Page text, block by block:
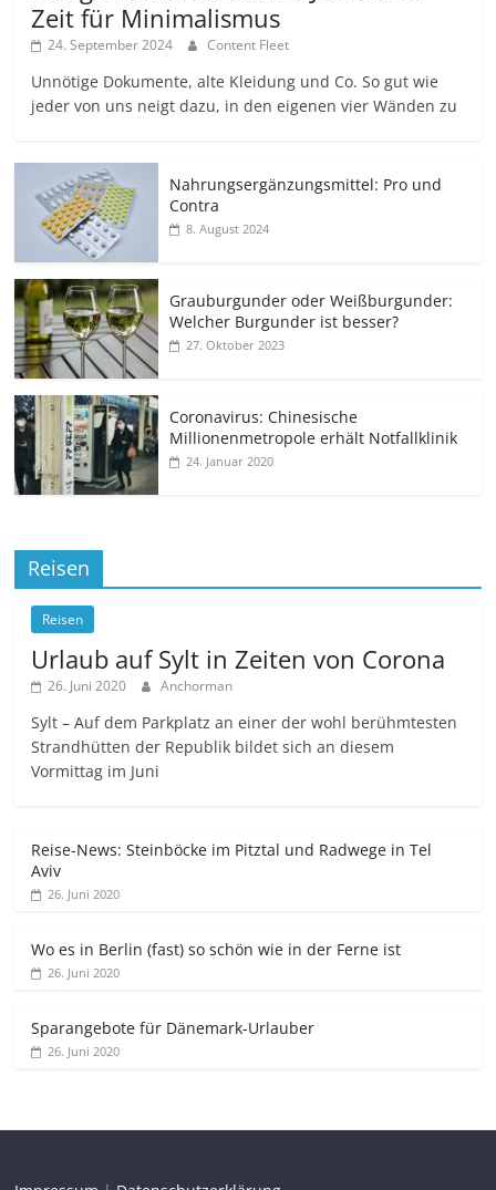
Zeit für Minimalismus
24. September 2024 Content Fleet
Unnötige Dokumente, alte Kleidung und Co. So gut wie
jeder von uns neigt dazu, in den eigenen vier Wänden zu
Nahrungsergänzungsmittel: Pro und
Contra
8. August 2024
Grauburgunder oder Weißburgunder:
Welcher Burgunder ist besser?
27. Oktober 2023
Coronavirus: Chinesische
Millionenmetropole erhält Notfallklinik
24. Januar 2020
Reisen
Reisen
Urlaub auf Sylt in Zeiten von Corona
26. Juni 2020 Anchorman
Sylt – Auf dem Parkplatz an einer der wohl berühmtesten
Strandhütten der Republik bildet sich an diesem
Vormittag im Juni
Reise-News: Steinböcke im Pitztal und Radwege in Tel
Aviv
26. Juni 2020
Wo es in Berlin (fast) so schön wie in der Ferne ist
26. Juni 2020
Sparangebote für Dänemark-Urlauber
26. Juni 2020